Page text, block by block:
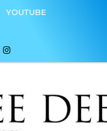
YOUTUBE